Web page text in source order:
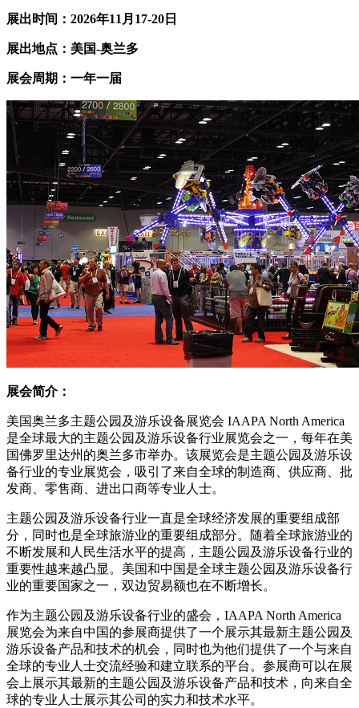
展出时间：2026年11月 17-20 日
展出地点：美国-奥兰多
展会周期：一年一届
展会简介：
美国奥兰多主题公园及游乐设备展览会 IAAPA North America
是全球最大的主题公园及游乐设备行业展览会之一，每年在美
国佛罗里达州的奥兰多市举办。该展览会是主题公园及游乐设
备行业的专业展览会，吸引了来自全球的制造商、供应商、批
发商、零售商、进出口商等专业人士。
主题公园及游乐设备行业一直是全球经济发展的重要组成部
分，同时也是全球旅游业的重要组成部分。随着全球旅游业的
不断发展和人民生活水平的提高，主题公园及游乐设备行业的
重要性越来越凸显。美国和中国是全球主题公园及游乐设备行
业的重要国家之一，双边贸易额也在不断增长。
作为主题公园及游乐设备行业的盛会，IAAPA North America
展览会为来自中国的参展商提供了一个展示其最新主题公园及
游乐设备产品和技术的机会，同时也为他们提供了一个与来自
全球的专业人士交流经验和建立联系的平台。参展商可以在展
会上展示其最新的主题公园及游乐设备产品和技术，向来自全
球的专业人士展示其公司的实力和技术水平。